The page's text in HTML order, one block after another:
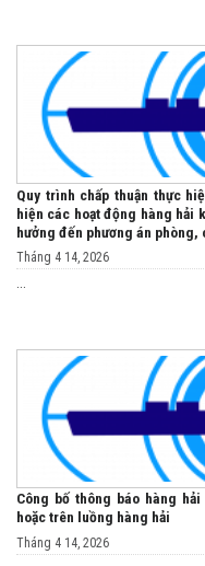
Quy trình chấp thuận thực
hiện các hoạt động hàng hải
hưởng đến phương án phòng,
Tháng 4 14, 2026
Công bố thông báo hàng
hoặc trên luồng hàng hải
Tháng 4 14, 2026